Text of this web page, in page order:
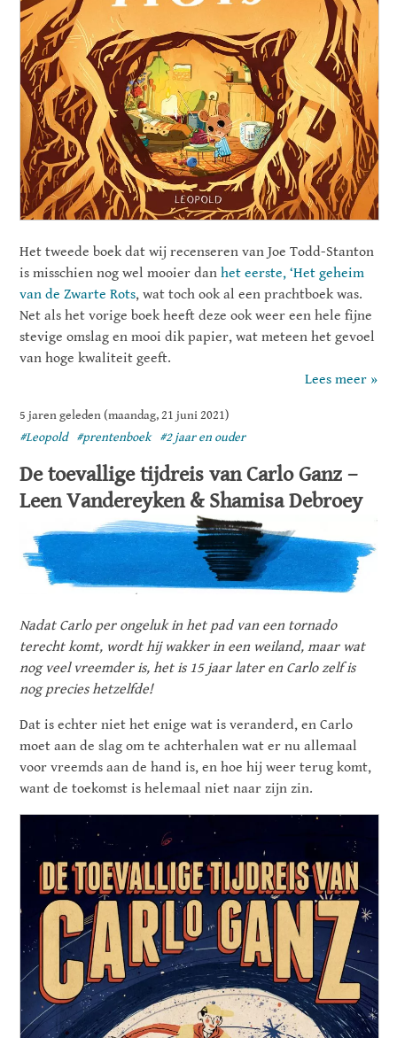
Het tweede boek dat wij recenseren van Joe Todd-Stanton
is misschien nog wel mooier danhet eerste, ‘Het geheim
van de Zwarte Rots, wat toch ook al een prachtboek was.
Net als het vorige boek heeft deze ook weer een hele fijne
stevige omslag en mooi dik papier, wat meteen het gevoel
van hoge kwaliteit geeft.
Lees meer »
5 jaren geleden (maandag, 21 juni 2021)
#Leopold
#prentenboek #2 jaar en ouder
De toevallige tijdreis van Carlo Ganz –
Leen Vandereyken & Shamisa Debroey
Nadat Carlo per ongeluk in het pad van een tornado
terecht komt, wordt hij wakker in een weiland, maar wat
nog veel vreemder is, het is 15 jaar later en Carlo zelf is
nog precies hetzelfde!
Dat is echter niet het enige wat is veranderd, en Carlo
moet aan de slag om te achterhalen wat er nu allemaal
voor vreemds aan de hand is, en hoe hij weer terug komt,
want de toekomst is helemaal niet naar zijn zin.